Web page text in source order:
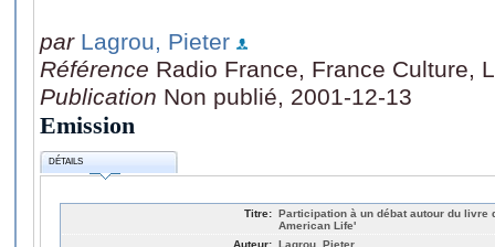
par Lagrou, Pieter
Référence Radio France, France Culture,
Publication Non publié, 2001-12-13
Emission
DÉTAILS
Titre: Participation à un débat autour du livre
American Life'
Auteur: Lagrou, Pieter